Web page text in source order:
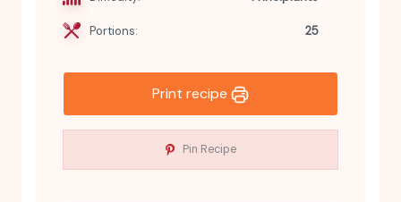
Portions: 25
Print recipe
Pin Recipe